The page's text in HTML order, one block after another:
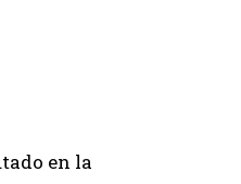
en la